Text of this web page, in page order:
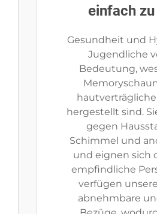
einfach
Gesundheit und
Jugendliche
Bedeutung,
hergestellt sind.
gegen
Schimmel und
und eignen sich
empfindliche
verfügen
abnehmbare